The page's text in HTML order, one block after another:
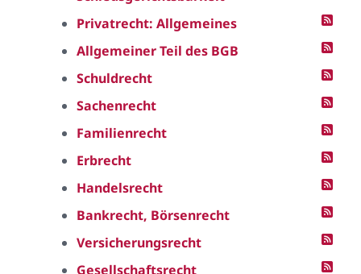
Privatrecht: Allgemeines
Allgemeiner Teil des BGB
Schuldrecht
Sachenrecht
Familienrecht
Erbrecht
Handelsrecht
Bankrecht, Börsenrecht
Versicherungsrecht
Gesellschaftsrecht